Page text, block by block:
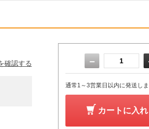
確認する －
通常1～3営業日以内に発送し
カートに入